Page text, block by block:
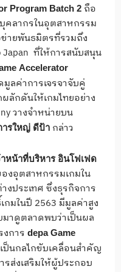
Program Batch 2 ถือ
คลากรในอุตสาหกรรม
ข่ายพันธมิตรที่รวมถึง
ที่ให้การสนับสนุน
Accelerator
ลค่าการเจรจาจับคู่
ลักดันให้เกมไทยอย่าง
วางจำหน่ายบน
ารใหญ่ ดีป้า กล่าว
หน้าที่บริหาร อินโฟเฟด
งอุตสาหกรรมเกมใน
งประเทศ ซึ่งธุรกิจการ
กมในปี 2563 มีมูลค่าสูง
าดูตลาดพบว่าเป็นผล
การ depa Game
ป็นกลไกขับเคลื่อนสำคัญ
ส่งเสริมให้ผู้ประกอบ